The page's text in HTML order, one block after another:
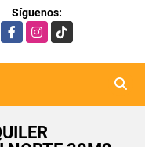
Síguenos:
FacebookInstagram
TikTok